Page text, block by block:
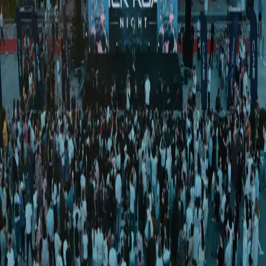
O‘zbekiston| 23:10 / 28.02.2026